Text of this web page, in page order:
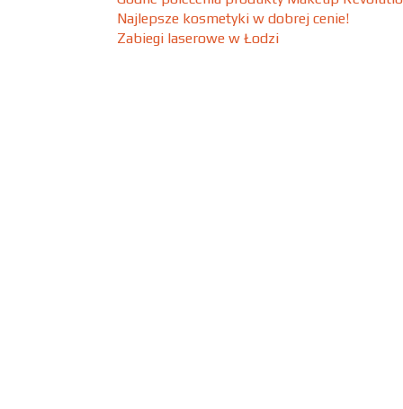
Najlepsze kosmetyki w dobrej cenie!
Zabiegi laserowe w Łodzi